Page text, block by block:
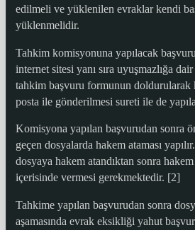
edilmeli ve yüklenilen evraklar kendi
yüklenmelidir.
Tahkim komisyonuna yapılacak
internet sitesi yanı sıra uyuşmazlığa
tahkim başvuru formunun doldurularak
posta ile gönderilmesi sureti ile de
Komisyona yapılan başvurudan sonra
geçen dosyalarda hakem ataması
dosyaya hakem atandıktan sonra
içerisinde vermesi gerekmektedir. [2]
Tahkime yapılan başvurudan sonra
aşamasında evrak eksikliği yahut